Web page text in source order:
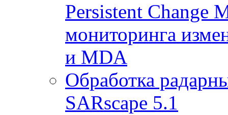
Persistent Change
мониторинга
и MDA
Обработка
SARscape 5.1